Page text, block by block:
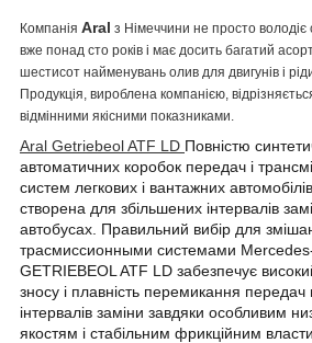
Компанія Aral з Німеччини не просто володіє
вже понад сто років і має досить багатий
шестисот найменувань олив для двигунів і
Продукція, вироблена компанією,
відмінними якісними показниками.
Aral Getriebeol ATF LD Повністю
автоматичних коробок передач і
систем легкових і вантажних
створена для збільшених інтервалів
автобусах. Правильний вибір для
трасмиссионными системами Mercedes-
GETRIEBEOL ATF LD забезпечує
зносу і плавність перемикання передач
інтервалів заміни завдяки особливим
якостям і стабільним фрикційним